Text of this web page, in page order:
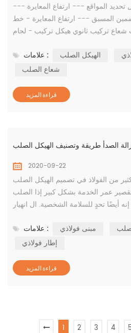
تحديد المواقع --- ارتفاع المعايرة ---
المسبق --- ارتفاع المعايرة - خط
تركيب ثانوي هيكل تركيب - لحام
1. رفع العمود الصلب في الهيكل الصلب 1. إعادة الاختبار الأساس ، بما
التثبيت ، وانحراف الإزاحة لخط مركز
علامات : الهيكل الصلب
شعاع الصلب
قراءة المزيد
الصدأ طريقة وتصنيف الهيكل الصلب
2020-09-22
من الفولاذ في تصميم الهيكل الصلب
عمر الخدمة بشكل كبير إذا الصلب
أيضًا تحدٍ للسلامة الشخصية. ال انهيار
إطار فولاذيليتم تغطيتها بغمسها في حمام
من سطح العضو. يعد استخدام عملية
علامات : مبنى فولاذي
إطار فولاذي
قراءة المزيد
1 2 3 4